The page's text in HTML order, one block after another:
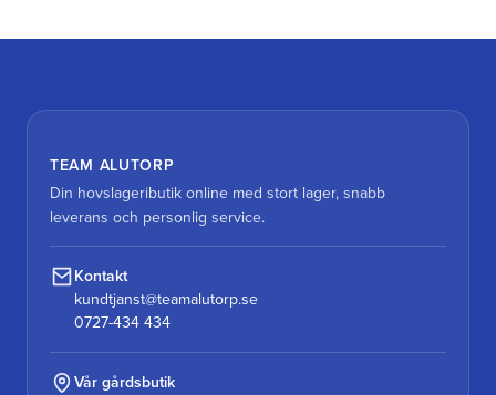
TEAM ALUTORP
Din hovslageributik online med stort lager, snabb
leverans och personlig service.
Kontakt
kundtjanst@teamalutorp.se
0727-434 434
Vår gårdsbutik